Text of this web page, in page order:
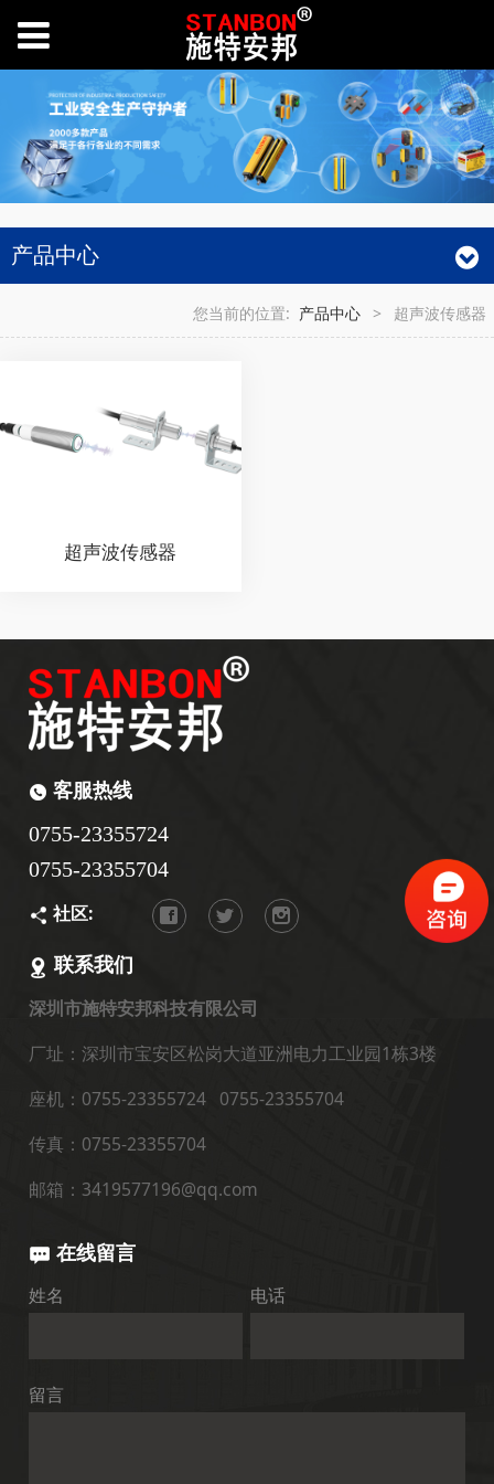
产品中心
您当前的位置: 产品中心 > 超声波传感器
超声波传感器
客服热线
0755-23355724
0755-23355704
社区:
联系我们
深圳市施特安邦科技有限公司
厂址：深圳市宝安区松岗大道亚洲电力工业园1栋3楼
座机：0755-23355724 0755-23355704
传真：0755-23355704
邮箱：3419577196@qq.com
在线留言
姓名 电话
留言